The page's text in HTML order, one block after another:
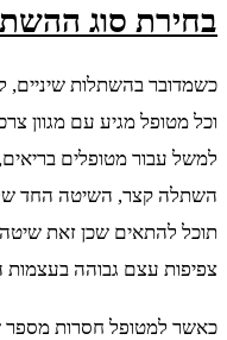
בחירת סוג
כשמדובר בהשתלות שיניים,
וכל מטופל מגיע עם מגוון
למשל עבור מטופלים
השתלה קצר, השיטה החד
תוכל להתאים שכן זאת
צפיפות עצם גבוהה
כאשר למטופל חסרות מספר